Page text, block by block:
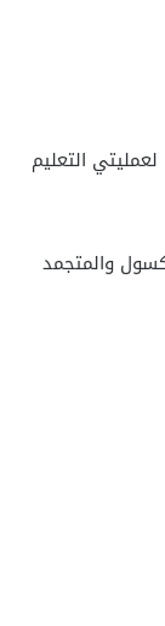
التعليم
والمتجمد